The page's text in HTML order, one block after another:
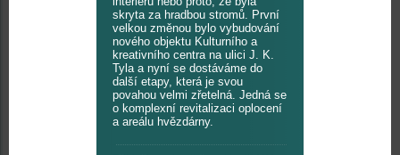
skryta za hradbou stromů. První
velkou změnou bylo vybudování
nového objektu Kulturního a
kreativního centra na ulici J. K.
Tyla a nyní se dostáváme do
další etapy, která je svou
povahou velmi zřetelná. Jedná se
o komplexní revitalizaci oplocení
a areálu hvězdárny.